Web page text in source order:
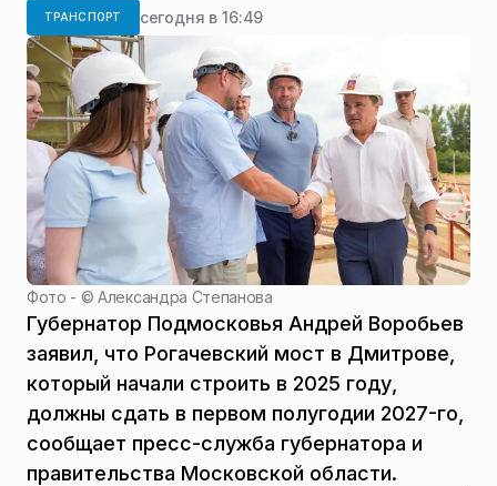
ТРАНСПОРТ сегодня в 16:49
Фото - ©Александра Степанова
Губернатор Подмосковья Андрей Воробьев
заявил, что Рогачевский мост в Дмитрове,
который начали строить в 2025 году,
должны сдать в первом полугодии 2027-го,
сообщает пресс-служба губернатора и
правительства Московской области.